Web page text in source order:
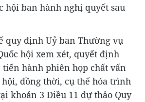
hội ban hành nghị quyết sau
quy định Uỷ ban Thường vụ
hội xem xét, quyết định
hành phiên họp chất vấn
đồng thời, cụ thể hóa trình
khoản 3 Điều 11 dự thảo Quy